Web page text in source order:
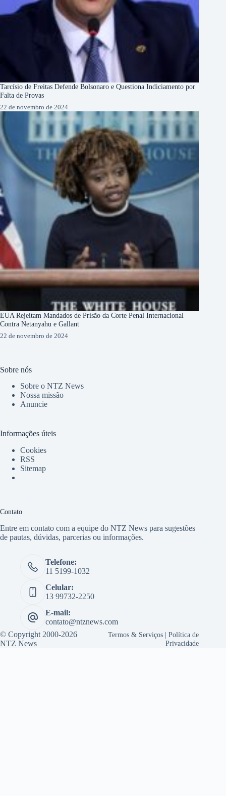
Tarcísio de Freitas Defende Bolsonaro e Questiona Indiciamento por
Falta de Provas
22 de novembro de 2024
EUA Rejeitam Mandados de Prisão da Corte Penal Internacional
Contra Netanyahu e Gallant
22 de novembro de 2024
Sobre nós
Sobre o NTZ News
Nossa missão
Anuncie
Informações úteis
Cookies
RSS
Sitemap
Contato
Entre em contato com a equipe do NTZ News para sugestões
de pautas, dúvidas, parcerias ou informações.
Telefone:
11 5199-1032
Celular:
13 99732-2250
E-mail:
contato@ntznews.com
© Copyright 2000-2026
NTZ News
Termos & Serviços |Política de
Privacidade